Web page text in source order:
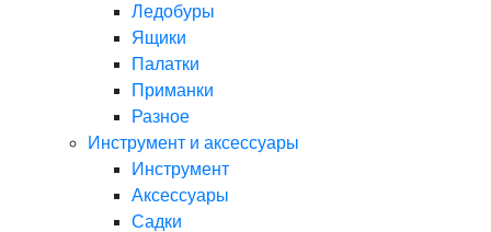
Ледобуры
Ящики
Палатки
Приманки
Разное
Инструмент и аксессуары
Инструмент
Аксессуары
Садки